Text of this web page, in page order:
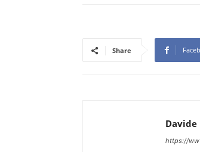
Share
Davide
https://